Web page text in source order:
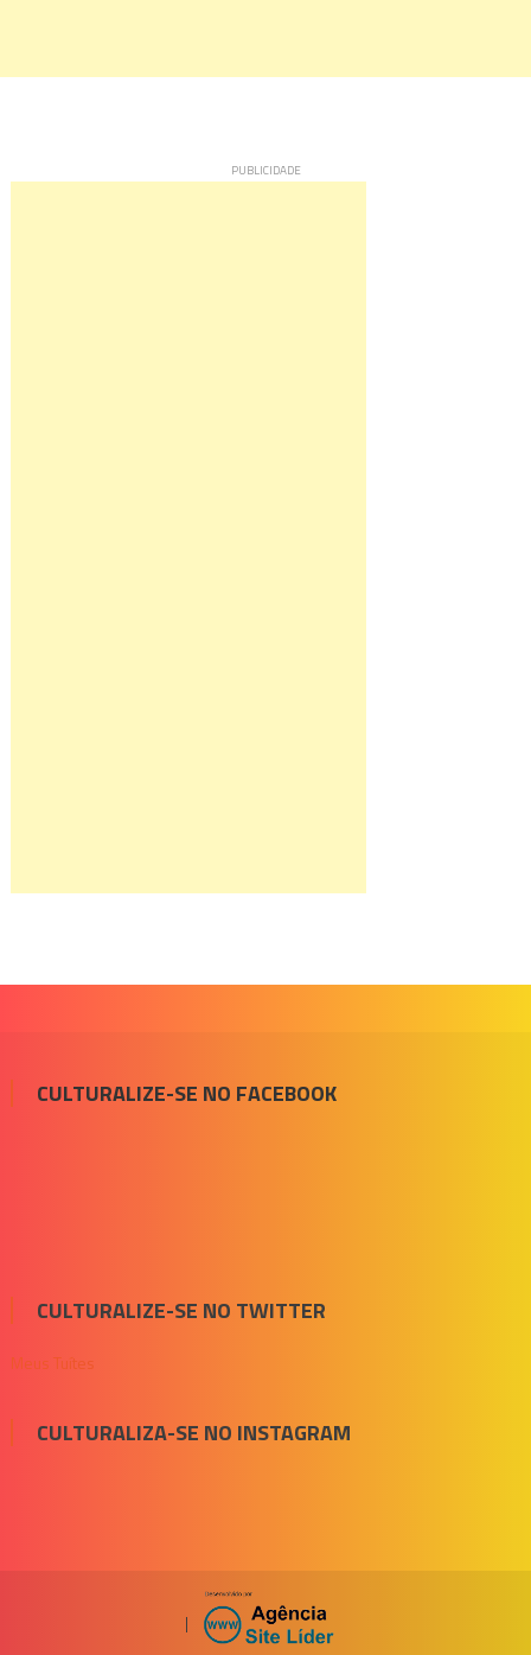
CULTURALIZE-SE NO FACEBOOK
CULTURALIZE-SE NO TWITTER
Meus Tuítes
CULTURALIZA-SE NO INSTAGRAM
|